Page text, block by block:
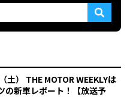
土） THE MOTOR WEEKLYは
の新車レポート！【放送予